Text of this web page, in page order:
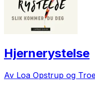
Hjernerystelse
Av Loa Opstrup og